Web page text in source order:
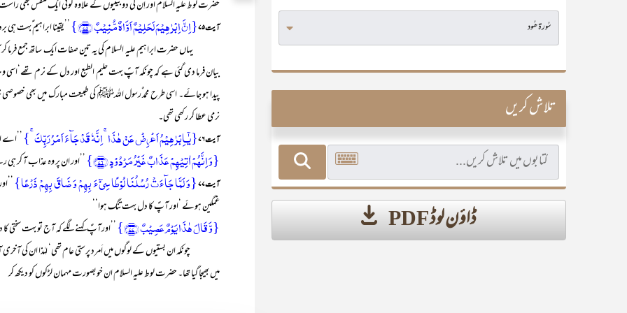
حضرت لوط علیہ السلام اور اِن کی دو بیٹیوں کے علاوہ کوئی ایک متنفس بھی
آیت ۷۵ {اِنَّ اِبۡرٰہِیۡمَ لَحَلِیۡمٌ اَوَّاہٌ مُّنِیۡبٌ ﴿۷۵﴾}
’’یقینا ابراہیم ؑبہت
یہاں حضرت ابراہیم علیہ السلام کی یہ تین صفات ایک ساتھ جمع فرما
بیان فرما دی گئی ہے کہ چونکہ آپؑ بہت حلیم الطبع اور دل کے نرم
پیدا ہو جائے۔ اسی طرح محمد ٌرسول اللہﷺ کی طبیعت مبارک میں بھی
نرمی عطا کر رکھی تھی۔
آیت ۷۶ {یٰۤـاِبۡرٰہِیۡمُ اَعۡرِضۡ عَنۡ ہٰذَا ۚ اِنَّہٗ قَدۡ جَآءَ اَمۡرُ رَبِّکَ ۚ}
{وَ اِنَّہُمۡ اٰتِیۡہِمۡ عَذَابٌ غَیۡرُ مَرۡدُوۡدٍ ﴿۷۶﴾} ’’اور ان پر وہ عذاب آ کر ہی
آیت ۷۷ {وَ لَمَّا جَآءَتۡ رُسُلُنَا لُوۡطًا سِیۡٓءَ بِہِمۡ وَ ضَاقَ بِہِمۡ ذَرۡعًا}
غمگین ہوئے ‘اور آپؑ کا دل بہت تنگ ہوا‘‘
{وَّ قَالَ ہٰذَا یَوۡمٌ عَصِیۡبٌ ﴿۷۷﴾}
’’اورآپؑ کہنے لگے کہ آج تو بہت سختی
چونکہ ان بستیوں کے لوگوں میں اَمرد پرستی عام تھی‘ لہٰذا ان کی
میں بھیجا گیا تھا۔ حضرت لوط علیہ السلام ان خوبصورت مہمان لڑکوں کو دیکھ کر
تلاش کریں
ڈاؤن لوڈ PDF